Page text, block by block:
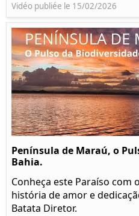
Vidéo publiée le 15/02/2026
Península de Maraú, o
Bahia.
Conheça este Paraíso com
história de amor e
Batata Diretor.